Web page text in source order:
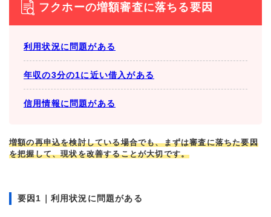
フクホーの増額審査に落ちる要因
利用状況に問題がある
年収の3分の1に近い借入がある
信用情報に問題がある
増額の再申込を検討している場合でも、まずは審査に落ちた要因
を把握して、現状を改善することが大切です。
要因1｜利用状況に問題がある